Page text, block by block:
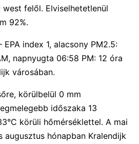
west felől. Elviselhetetlenül
92%.
index 1, alacsony PM2.5:
napnyugta 06:58 PM: 12 óra
városában.
körülbelül 0 mm
időszaka 13
körüli hőmérséklettel. A mai
augusztus hónapban Kralendijk